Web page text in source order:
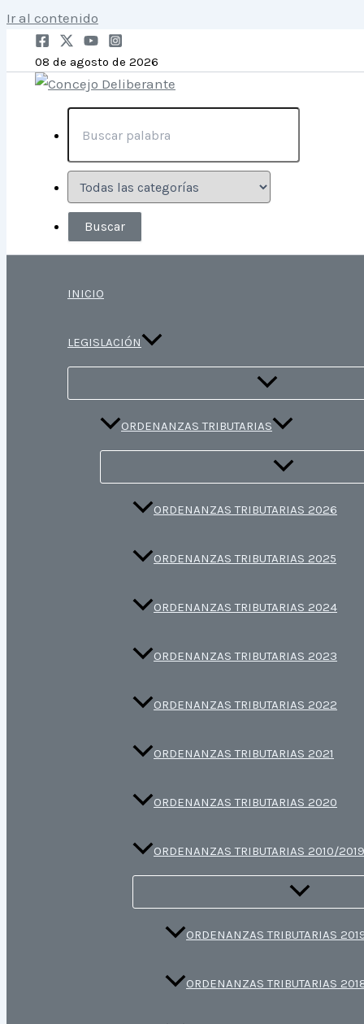
Ir al contenido
08 de agosto de 2026
INICIO
LEGISLACIÓN
ORDENANZAS TRIBUTARIAS
ORDENANZAS TRIBUTARIAS 2026
ORDENANZAS TRIBUTARIAS 2025
ORDENANZAS TRIBUTARIAS 2024
ORDENANZAS TRIBUTARIAS 2023
ORDENANZAS TRIBUTARIAS 2022
ORDENANZAS TRIBUTARIAS 2021
ORDENANZAS TRIBUTARIAS 2020
ORDENANZAS TRIBUTARIAS 2010/2019
ORDENANZAS TRIBUTARIAS
ORDENANZAS TRIBUTARIAS